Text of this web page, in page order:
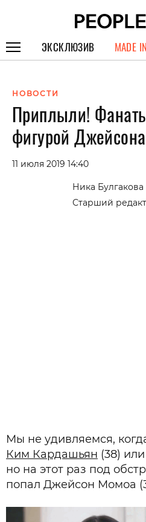
ЭКСКЛЮЗИВ
СПЕЦПРОЕКТЫ
ИНТЕРВЬЮ
ПОКОЛЕНИЕ
MADE
НОВОСТИ
Приплыли!
фигурой
11 июля 2019 14:40
Ника Булгакова
Старший
Мы не удивляемся,
Ким Кардашьян (38) или
но на этот раз под
попал Джейсон Момоа